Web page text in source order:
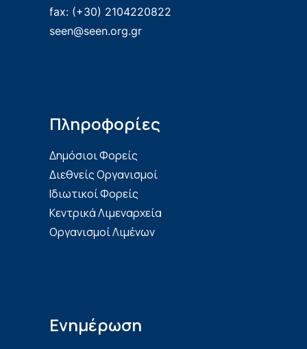
fax: (+30) 2104220822
seen@seen.org.gr
Πληροφορίες
Δημόσιοι Φορείς
Διεθνείς Οργανισμοί
Ιδιωτικοί Φορείς
Κεντρικά Λιμεναρχεία
Οργανισμοί Λιμένων
Ενημέρωση